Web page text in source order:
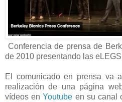
Conferencia de prensa de
de 2010 presentando las
El comunicado en prensa va
realización de una página
vídeos enYoutube en su canal